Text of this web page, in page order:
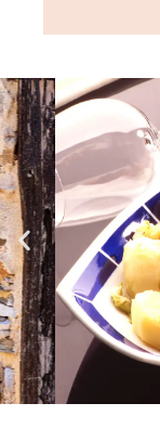
interesante
variados
mejor